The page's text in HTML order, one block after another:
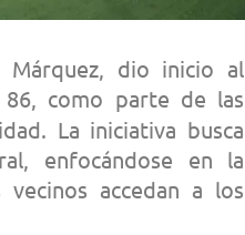
Márquez, dio inicio al
como parte de las
La iniciativa busca
enfocándose en la
accedan a los